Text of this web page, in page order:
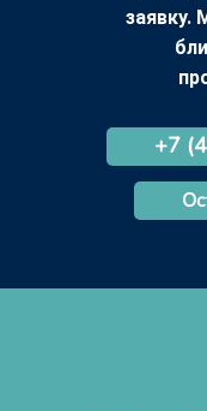
заявку.
+7